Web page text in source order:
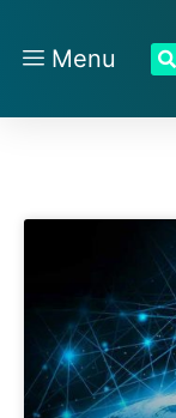
Menu